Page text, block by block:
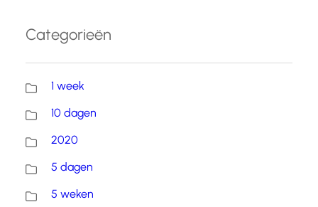
Categorieën
1 week
10 dagen
2020
5 dagen
5 weken